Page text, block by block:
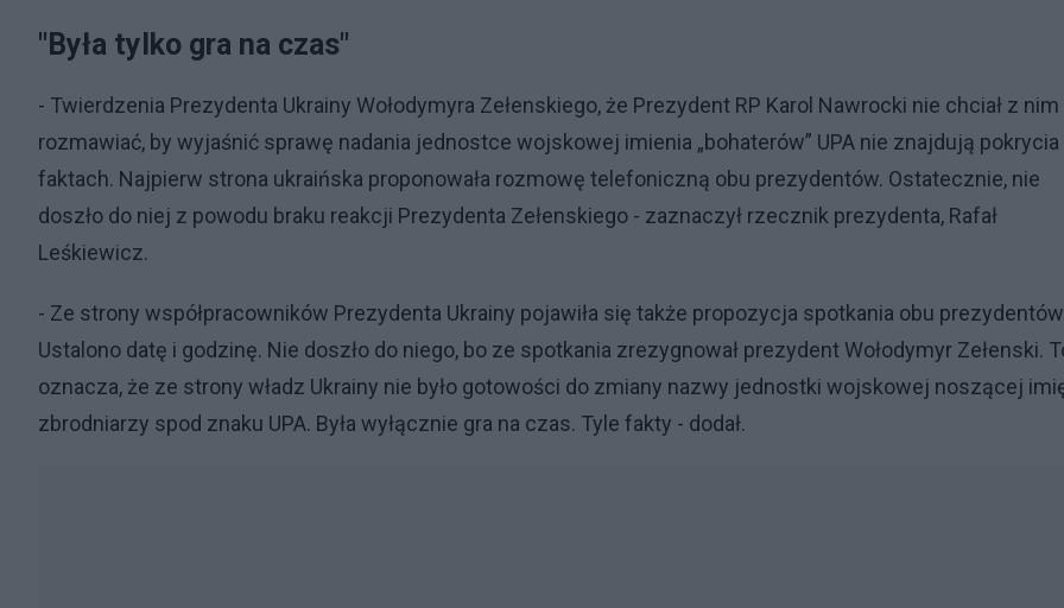
"Była tylko gra na czas"
- Twierdzenia Prezydenta Ukrainy Wołodymyra Zełenskiego, że Prezydent RP Karol Nawrocki nie chciał z nim
rozmawiać, by wyjaśnić sprawę nadania jednostce wojskowej imienia „bohaterów” UPA nie znajdują pokrycia
faktach. Najpierw strona ukraińska proponowała rozmowę telefoniczną obu prezydentów. Ostatecznie, nie
doszło do niej z powodu braku reakcji Prezydenta Zełenskiego - zaznaczył rzecznik prezydenta, Rafał
Leśkiewicz.
- Ze strony współpracowników Prezydenta Ukrainy pojawiła się także propozycja spotkania obu
Ustalono datę i godzinę. Nie doszło do niego, bo ze spotkania zrezygnował prezydent Wołodymyr Zełenski.
oznacza, że ze strony władz Ukrainy nie było gotowości do zmiany nazwy jednostki wojskowej noszącej
zbrodniarzy spod znaku UPA. Była wyłącznie gra na czas. Tyle fakty - dodał.